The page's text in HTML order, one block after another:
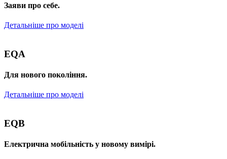
Заяви про себе.
Детальніше про моделі
EQA
Для нового покоління.
Детальніше про моделі
EQB
Електрична мобільність у новому вимірі.